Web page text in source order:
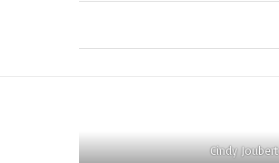
Cindy Joubert